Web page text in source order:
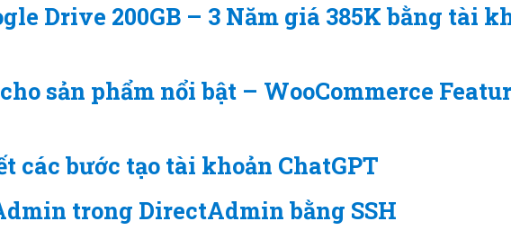
Drive 200GB – 3 Năm giá 385K bằng tài
sản phẩm nổi bật – WooCommerce
các bước tạo tài khoản ChatGPT
trong DirectAdmin bằng SSH